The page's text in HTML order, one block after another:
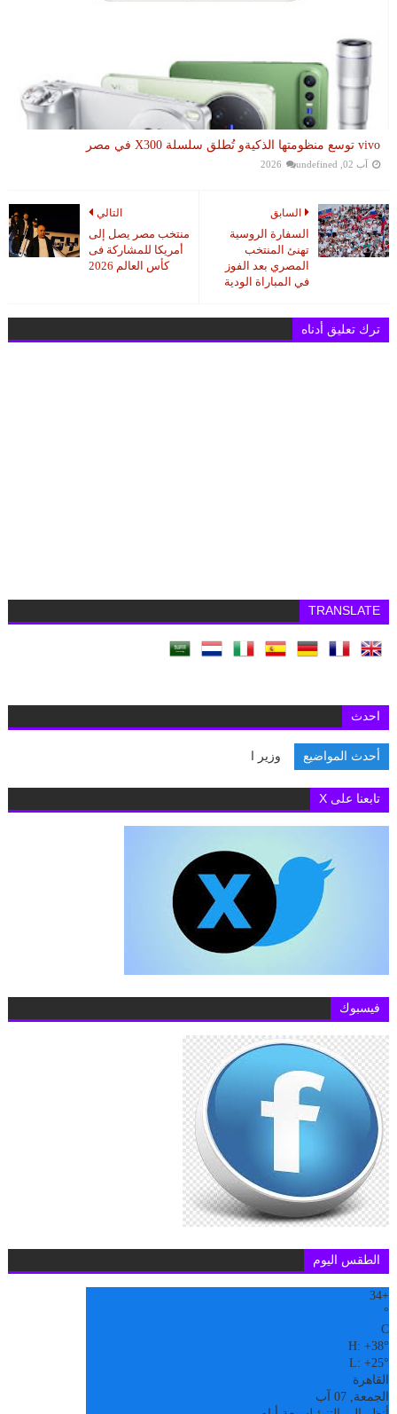
vivo توسع منظومتها الذكيةو تُطلق سلسلة X300 في مصر
آب 02, 2026 undefined
التالي
منتخب مصر يصل إلى
أمريكا للمشاركة فى
كأس العالم 2026
السابق
السفارة الروسية
تهنئ المنتخب
المصري بعد الفوز
في المباراة الودية
ترك تعليق أدناه
TRANSLATE
احدث
أحدث المواضيع وزير الخارجية
تابعنا على X
فيسبوك
الطقس اليوم
+
34
°
C
H:+38°
L:+25°
القاهرة
الجمعة, 07 آب